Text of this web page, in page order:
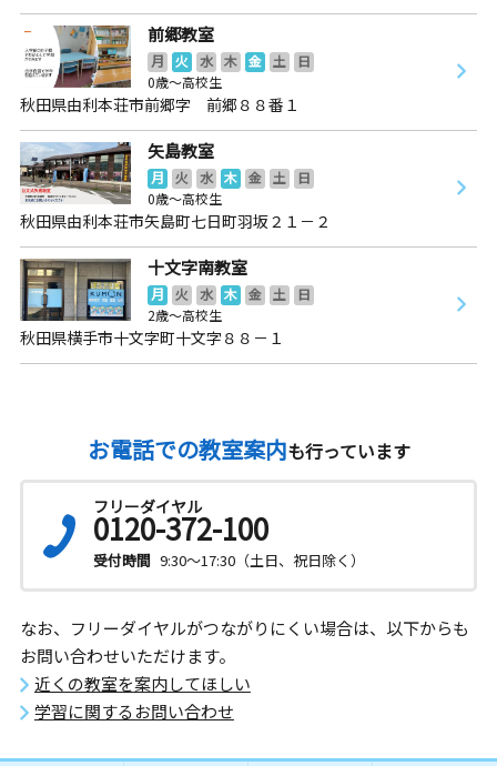
前郷教室
月 火 水 木 金 土
日
0歳～高校生
秋田県由利本荘市前郷字 前郷８８番１
矢島教室
月 火 水 木 金 土
日
0歳～高校生
秋田県由利本荘市矢島町七日町羽坂２１－２
十文字南教室
月 火 水 木 金 土
日
2歳～高校生
秋田県横手市十文字町十文字８８－１
お電話での教室案内も行っています
フリーダイヤル
0120-372-100
受付時間 9:30～17:30（土日、祝日除く）
なお、フリーダイヤルがつながりにくい場合は、以下からも
お問い合わせいただけます。
近くの教室を案内してほしい
学習に関するお問い合わせ